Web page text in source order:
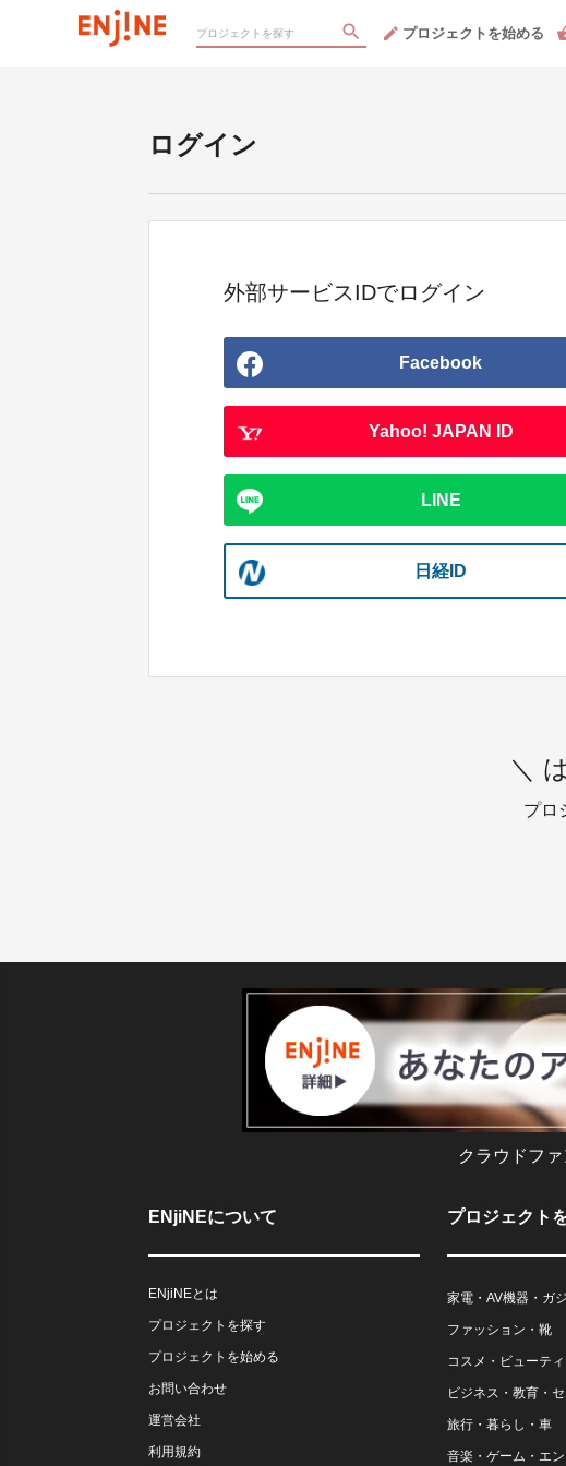
プロジェクトを始める
ログイン
外部サービスIDでログイン
Facebook
Yahoo! JAPAN ID
LINE
日経ID
＼
プロ
クラウドフ
ENjiNEについて
ENjiNEとは
プロジェクトを探す
プロジェクトを始める
お問い合わせ
運営会社
利用規約
プロジェクト
家電・AV機器・ガ
ファッション・靴
コスメ・ビューテ
ビジネス・教育・
旅行・暮らし・車
音楽・ゲーム・エン